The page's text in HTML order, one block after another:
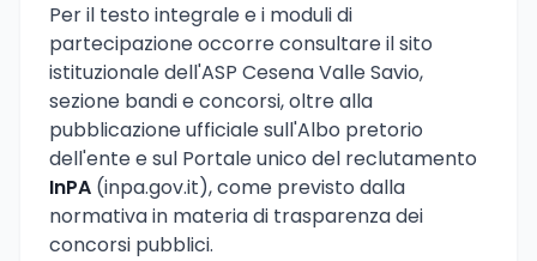
Per il testo integrale e i moduli di
partecipazione occorre consultare il sito
istituzionale dell'ASP Cesena Valle Savio,
sezione bandi e concorsi, oltre alla
pubblicazione ufficiale sull'Albo pretorio
dell'ente e sul Portale unico del reclutamento
InPA (inpa.gov.it), come previsto dalla
normativa in materia di trasparenza dei
concorsi pubblici.